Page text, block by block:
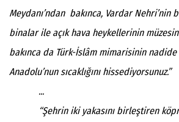
Meydanı’ndan bakınca, Vardar Nehri’nin
binalar ile açık hava heykellerinin
bakınca da Türk-İslâm mimarisinin
Anadolu’nun sıcaklığını hissediyorsunuz.”
...
“Şehrin iki yakasını birleştiren